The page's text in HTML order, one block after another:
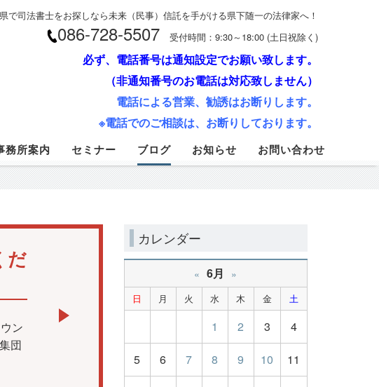
で司法書士をお探しなら未来（民事）信託を手がける県下随一の法律家へ！
086-728-5507 受付時間：9:30～18:00 (土日祝除く)
必ず、電話番号は通知設定でお願い致します。
（非通知番号のお電話は対応致しません）
電話による営業、勧誘はお断りします。
※電話でのご相談は、お断りしております。
務所案内 セミナー ブログ お知らせ お問い合わせ
だ
ン
団
カレンダー
« 6月 »
日 月 火 水 木 金 土
1 2 3 4
5 6 7 8 9 10 11